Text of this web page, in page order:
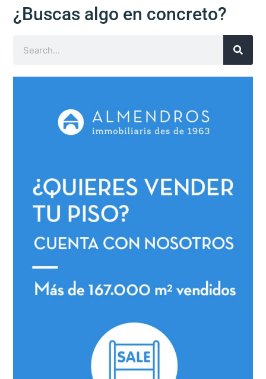
¿Buscas algo en concreto?